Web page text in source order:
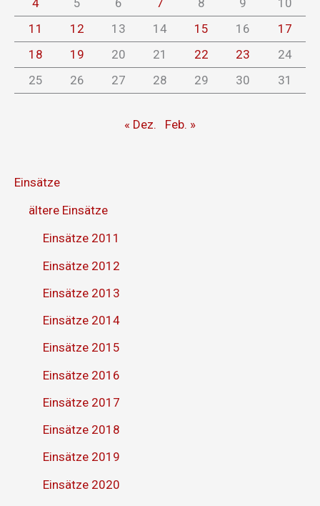
4
5 6 7 8 9
10
11
12 13 14 15 16
17
18
19 20 21 22 23
24
25
26 27 28 29 30 31
« Dez. Feb. »
Einsätze
ältere Einsätze
Einsätze 2011
Einsätze 2012
Einsätze 2013
Einsätze 2014
Einsätze 2015
Einsätze 2016
Einsätze 2017
Einsätze 2018
Einsätze 2019
Einsätze 2020